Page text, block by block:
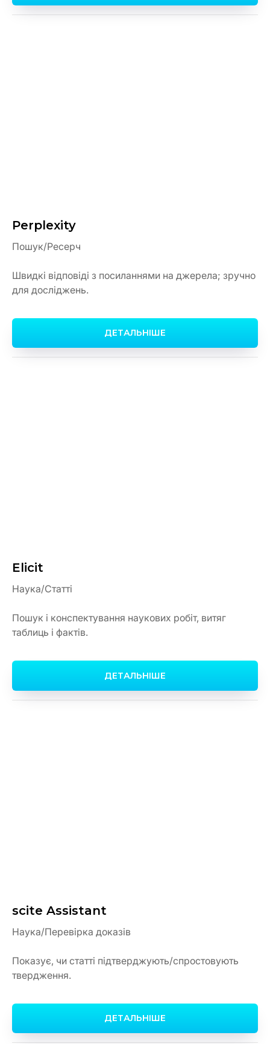
Perplexity
Пошук/Ресерч
Швидкі відповіді з посиланнями на джерела; зручно
для досліджень.
ДЕТАЛЬНІШЕ
Elicit
Наука/Статті
Пошук і конспектування наукових робіт, витяг
таблиць і фактів.
ДЕТАЛЬНІШЕ
scite Assistant
Наука/Перевірка доказів
Показує, чи статті підтверджують/спростовують
твердження.
ДЕТАЛЬНІШЕ